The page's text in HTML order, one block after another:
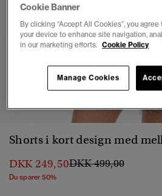
1 2 3 4 5
Shorts i kort design med
DKK 249,50Pris nedsat fra
DKK 499,00til
Du sparer 50%
Cookie Banner
By clicking “Accept All Cookies”, you
your device to enhance site navigation,
in our marketing efforts. Cookie Policy
Manage Cookies